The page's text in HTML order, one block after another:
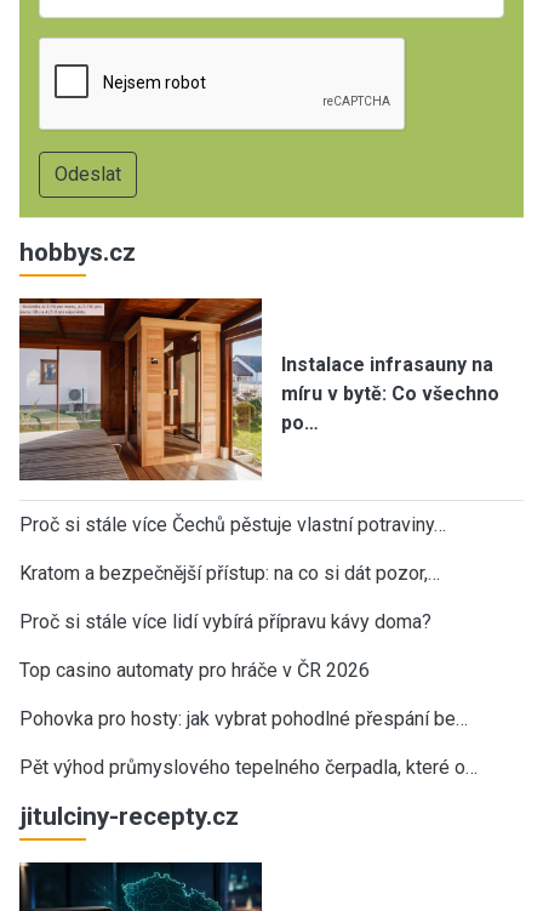
hobbys.cz
Instalace infrasauny na
míru v bytě: Co všechno
po…
Proč si stále více Čechů pěstuje vlastní potraviny…
Kratom a bezpečnější přístup: na co si dát pozor,…
Proč si stále více lidí vybírá přípravu kávy doma?
Top casino automaty pro hráče v ČR 2026
Pohovka pro hosty: jak vybrat pohodlné přespání be…
Pět výhod průmyslového tepelného čerpadla, které o…
jitulciny-recepty.cz